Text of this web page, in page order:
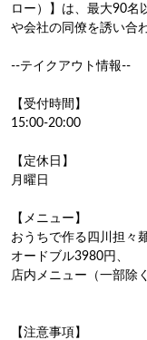
ロー）】は、最大90名
や会社の同僚を誘い合
--テイクアウト情報--
【受付時間】
15:00-20:00
【定休日】
月曜日
【メニュー】
おうちで作る四川担々
オードブル3980円、
店内メニュー（一部除
【注意事項】